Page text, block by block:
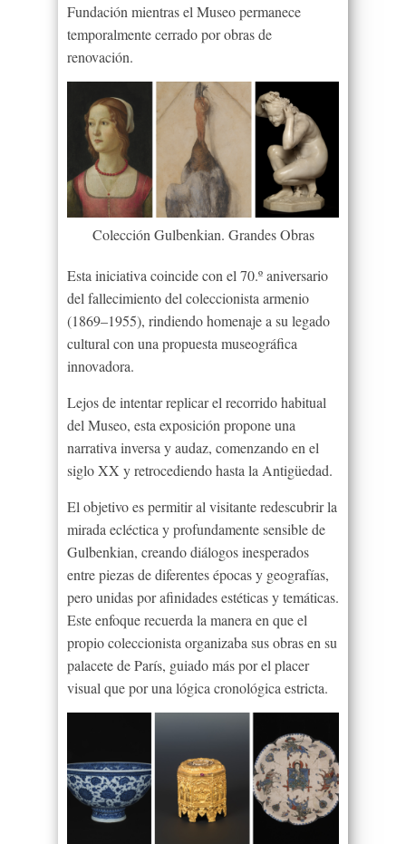
Fundación mientras el Museo permanece
temporalmente cerrado por obras de
renovación.
Colección Gulbenkian. Grandes Obras
Esta iniciativa coincide con el 70.º aniversario
del fallecimiento del coleccionista armenio
(1869–1955), rindiendo homenaje a su legado
cultural con una propuesta museográfica
innovadora.
Lejos de intentar replicar el recorrido habitual
del Museo, esta exposición propone una
narrativa inversa y audaz, comenzando en el
siglo XX y retrocediendo hasta la Antigüedad.
El objetivo es permitir al visitante redescubrir la
mirada ecléctica y profundamente sensible de
Gulbenkian, creando diálogos inesperados
entre piezas de diferentes épocas y geografías,
pero unidas por afinidades estéticas y temáticas.
Este enfoque recuerda la manera en que el
propio coleccionista organizaba sus obras en su
palacete de París, guiado más por el placer
visual que por una lógica cronológica estricta.